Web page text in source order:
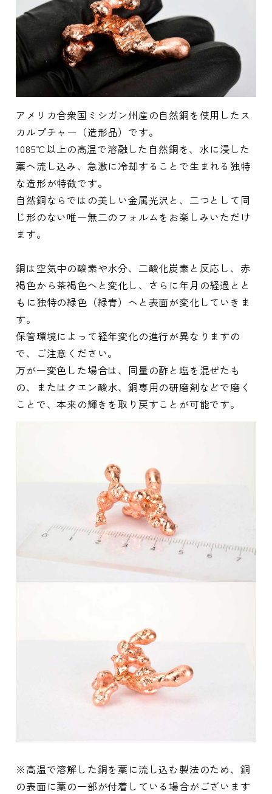
アメリカ合衆国ミシガン州産の自然銅を使用したス
カルプチャー（造形品）です。
1085℃以上の高温で溶融した自然銅を、水に浸した
藁へ流し込み、急激に冷却することで生まれる独特
な造形が特徴です。
自然銅ならではの美しい金属光沢と、二つとして同
じ形のない唯一無二のフォルムをお楽しみいただけ
ます。
銅は空気中の酸素や水分、二酸化炭素と反応し、赤
褐色から茶褐色へと変化し、さらに年月の経過とと
もに独特の緑色（緑青）へと表面が変化していきま
す。
保管環境によって経年変化の進行が異なりますの
で、ご注意ください。
万が一変色した場合は、同量の酢と塩を混ぜたも
の、またはクエン酸水、銅専用の研磨剤などで磨く
ことで、本来の輝きを取り戻すことが可能です。
※高温で溶解した銅を藁に流し込む製法のため、銅
の表面に藁の一部が付着している場合がございます